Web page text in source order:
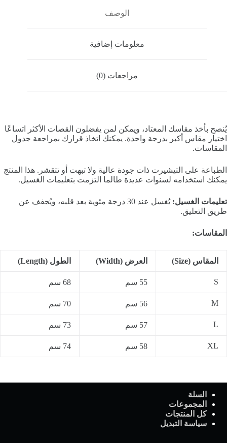
الوصف
معلومات إضافية
مراجعات (0)
يُنصح بأخذ مقاسك المعتاد، ويمكن لمن يفضلون القصات الأكثر اتساعًا
اختيار مقاس أكبر بدرجة واحدة. يمكنك اتخاذ قرارك بمراجعة جدول
المقاسات.
الطباعة على التيشيرت ذات جودة عالية ولا تبهت أو تتقشر. هذا المنتج
يمكنك استخدامه لسنوات عديدة طالما التزمت بتعليمات الغسيل.
تعليمات الغسيل:
يُغسل عند 30 درجة مئوية بعد قلبه، ويُجفف عن
طريق التعليق.
المقاسات:
المقاس (Size) العرض (Width) الطول (Length)
S 55 سم 68 سم
M 56 سم 70 سم
L 57 سم 73 سم
XL 58 سم 74 سم
السلة
المجموعات
كل المنتجات
سياسة التبديل